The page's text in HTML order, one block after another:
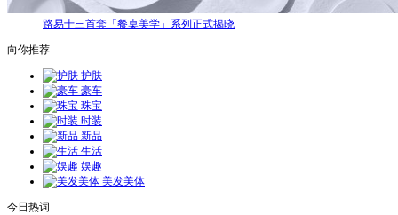
路易十三首套「餐桌美学」系列正式揭晓
向你推荐
护肤
豪车
珠宝
时装
新品
生活
娱趣
美发美体
今日热词